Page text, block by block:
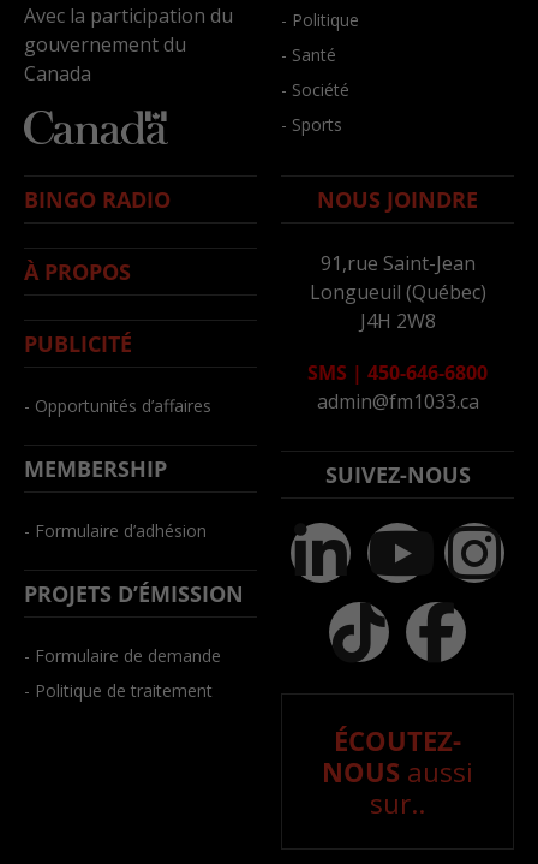
Avec la participation du
gouvernement du
Canada
- Politique
- Santé
- Société
- Sports
BINGO RADIO
À PROPOS
PUBLICITÉ
- Opportunités d’affaires
MEMBERSHIP
- Formulaire d’adhésion
PROJETS D’ÉMISSION
- Formulaire de demande
- Politique de traitement
NOUS JOINDRE
91,rue Saint-Jean
Longueuil (Québec)
J4H 2W8
SMS | 450-646-6800
admin@fm1033.ca
SUIVEZ-NOUS
ÉCOUTEZ-
NOUS aussi
sur..